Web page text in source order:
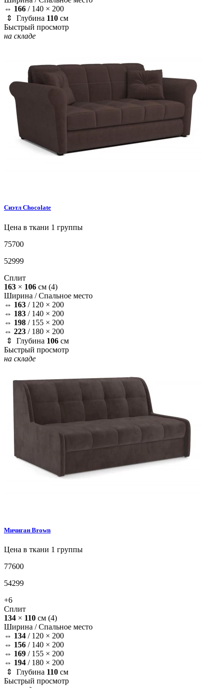
⇔ 166 / 140 × 200
⇕ Глубина 110 см
Быстрый просмотр
на складе
Сиэтл Chocolate
Цена в ткани 1 группы
75700
52999
Сплит
163 × 106 см (4)
Ширина /Спальное место
⇔ 163 / 120 × 200
⇔ 183 / 140 × 200
⇔ 198 / 155 × 200
⇔ 223 / 180 × 200
⇕ Глубина 106 см
Быстрый просмотр
на складе
Мичиган Brown
Цена в ткани 1 группы
77600
54299
+6
Сплит
134 × 110 см (4)
Ширина /Спальное место
⇔ 134 / 120 × 200
⇔ 156 / 140 × 200
⇔ 169 / 155 × 200
⇔ 194 / 180 × 200
⇕ Глубина 110 см
Быстрый просмотр